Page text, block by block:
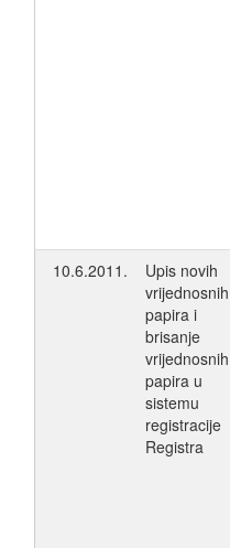
10.6.2011.
Upis novih
vrijednosnih
papira i
brisanje
vrijednosnih
papira u
sistemu
registracije
Registra